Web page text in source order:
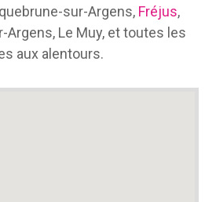
sur-Argens, Fréjus,
Argens, Le Muy, et toutes les
aux alentours.